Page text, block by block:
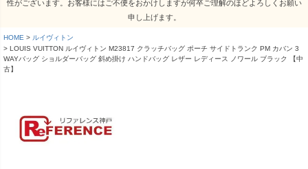
性がございます。お客様にはご不便をおかけしますが何卒ご理解のほどよろしくお願い
申し上げます。
HOME
ルイヴィトン
LOUIS VUITTON ルイヴィトン M23817 クラッチバッグ ポーチ サイドトランク PM カバン 3
WAYバッグ ショルダーバッグ 斜め掛け ハンドバッグ レザー レディース ノワール ブラック 【中
古】